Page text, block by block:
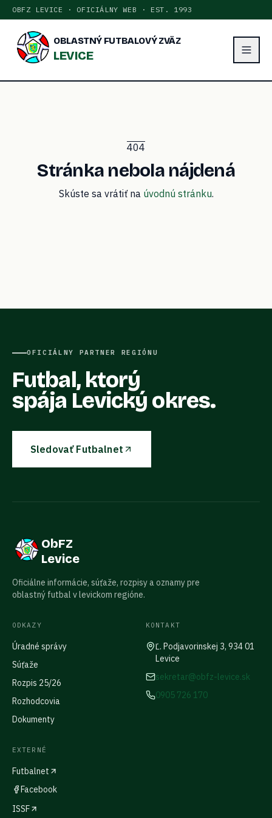
OBFZ LEVICE · OFICIÁLNY WEB · EST. 1993
OBLASTNÝ FUTBALOVÝ ZVÄZ
LEVICE
404
Stránka nebola nájdená
Skúste sa vrátiť na úvodnú stránku.
OFICIÁLNY PARTNER REGIÓNU
Futbal, ktorý
spája Levický okres.
Sledovať Futbalnet
ObFZ
Levice
Oficiálne informácie, súťaže, rozpisy a oznamy pre
oblastný futbal v levickom regióne.
ODKAZY
Úradné správy
Súťaže
Rozpis 25/26
Rozhodcovia
Dokumenty
KONTAKT
Ľ. Podjavorinskej 3, 934 01
Levice
sekretar@obfz-levice.sk
0905 726 170
EXTERNÉ
Futbalnet
Facebook
ISSF